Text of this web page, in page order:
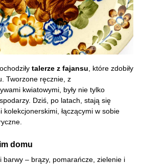
talerze z fajansu , które zdobiły
Tworzone ręcznie, z
kwiatowymi, były nie tylko
Dziś, po latach, stają się
kolekcjonerskimi, łączącymi w sobie
domu
barwy – brązy, pomarańcze, zielenie i